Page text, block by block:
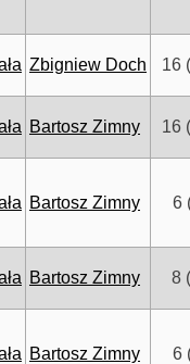
Zbigniew Doch 16
Bartosz Zimny 16
Bartosz Zimny 6
Bartosz Zimny 8
Bartosz Zimny 6